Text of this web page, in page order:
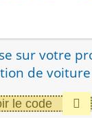
sur votre
de voiture
le code